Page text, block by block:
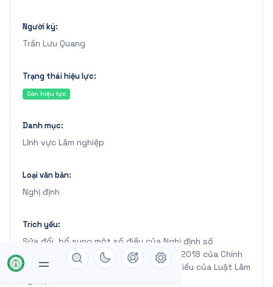
Người ký:
Trần Lưu Quang
Trạng thái hiệu lực:
Còn hiệu lực
Danh mục:
Lĩnh vực Lâm nghiệp
Loại văn bản:
Nghị định
Trích yếu:
Sửa đổi, bổ sung một số điều của Nghị định số
156/2018/NĐ-CP ngày 16 tháng 11 năm 2018 của Chính
phủ quy định chi tiết thi hành một số điều của Luật Lâm